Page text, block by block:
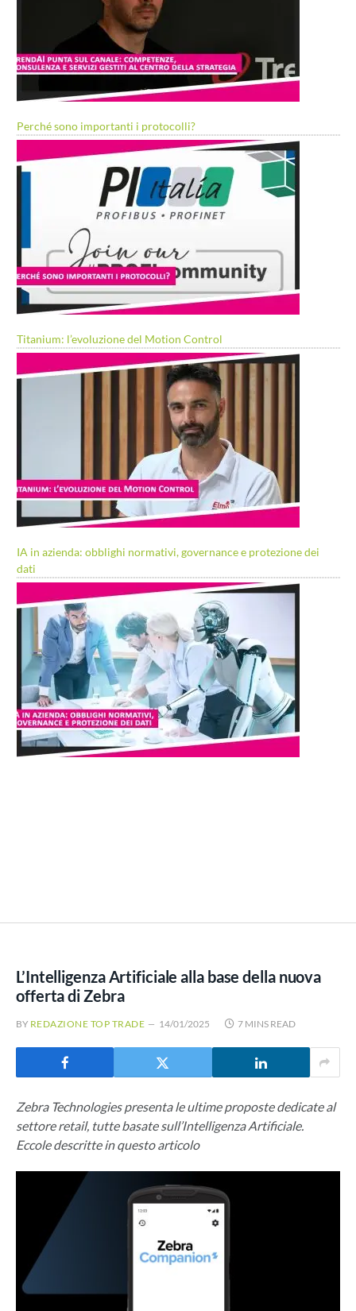
Perché sono importanti i protocolli?
Titanium: l’evoluzione del Motion Control
IA in azienda: obblighi normativi, governance e protezione dei
dati
L’Intelligenza Artificiale alla base della nuova
offerta di Zebra
BY REDAZIONE TOP TRADE 14/01/2025 7 MINS READ
Zebra Technologies presenta le ultime proposte dedicate al
settore retail, tutte basate sull’Intelligenza Artificiale.
Eccole descritte in questo articolo